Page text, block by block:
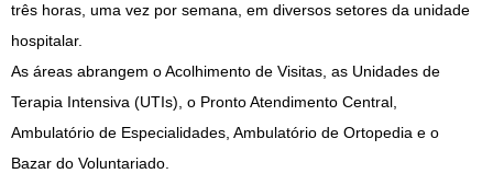
três horas, uma vez por semana, em diversos setores da unidade
hospitalar.
As áreas abrangem o Acolhimento de Visitas, as Unidades de
Terapia Intensiva (UTIs), o Pronto Atendimento Central,
Ambulatório de Especialidades, Ambulatório de Ortopedia e o
Bazar do Voluntariado.